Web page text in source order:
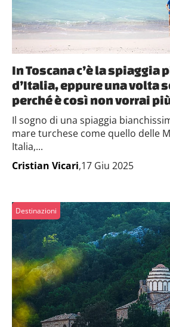
In Toscana c’è la spiaggia
d’Italia, eppure una volta
perché è così non vorrai
Il sogno di una spiaggia
mare turchese come quello delle
Italia,...
Cristian Vicari,17 Giu 2025
Destinazioni